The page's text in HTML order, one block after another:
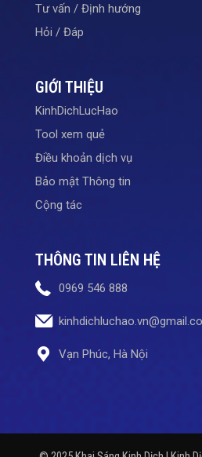
Tư vấn / Định hướng
Hỏi / Đáp
GIỚI THIỆU
KinhDichLucHao
Tool xem quẻ
Điều khoản dịch vụ
Bảo mật Thông tin
Cộng tác
THÔNG TIN LIÊN HỆ
0969 546 888
Vạn Phúc, Hà Nội